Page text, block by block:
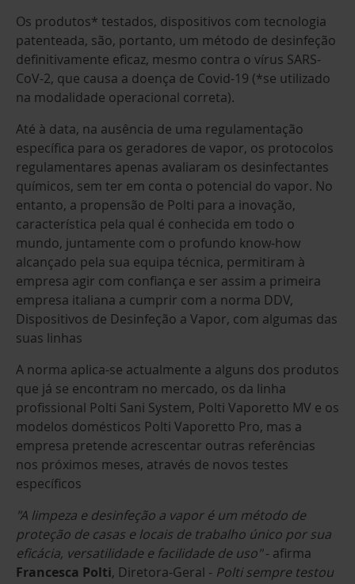
Os produtos* testados, dispositivos com tecnologia
patenteada, são, portanto, um método de desinfeção
definitivamente eficaz, mesmo contra o vírus SARS-
CoV-2, que causa a doença de Covid-19 (*se utilizado
na modalidade operacional correta).
Até à data, na ausência de uma regulamentação
específica para os geradores de vapor, os protocolos
regulamentares apenas avaliaram os desinfectantes
químicos, sem ter em conta o potencial do vapor. No
entanto, a propensão de Polti para a inovação,
característica pela qual é conhecida em todo o
mundo, juntamente com o profundo know-how
alcançado pela sua equipa técnica, permitiram à
empresa agir com confiança e ser assim a primeira
empresa italiana a cumprir com a norma DDV,
Dispositivos de Desinfeção a Vapor, com algumas das
suas linhas
A norma aplica-se actualmente a alguns dos produtos
que já se encontram no mercado, os da linha
profissional Polti Sani System, Polti Vaporetto MV e os
modelos domésticos Polti Vaporetto Pro, mas a
empresa pretende acrescentar outras referências
nos próximos meses, através de novos testes
específicos
"A limpeza e desinfeção a vapor é um método de
proteção de casas e locais de trabalho único por sua
eficácia, versatilidade e facilidade de uso"- afirma
Francesca Polti, Diretora-Geral - Polti sempre testou